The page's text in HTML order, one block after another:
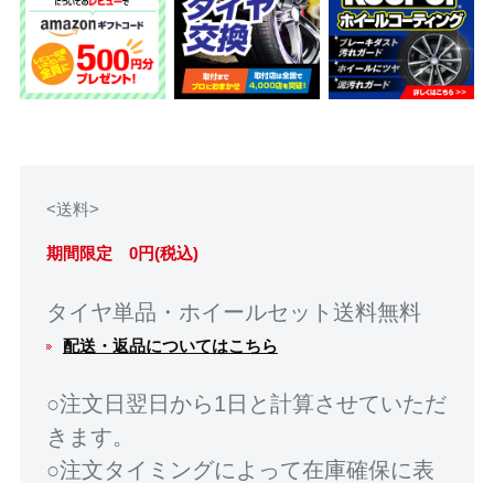
<送料>
期間限定 0円(税込)
タイヤ単品・ホイールセット送料無料
配送・返品についてはこちら
○注文日翌日から1日と計算させていただ
きます。
○注文タイミングによって在庫確保に表